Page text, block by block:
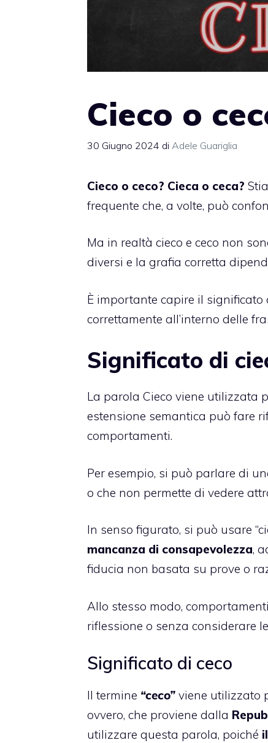
Cieco o
30 Giugno 2024 di Adele Guariglia
Cieco o ceco? Cieca o ceca?
frequente che, a volte, può
Ma in realtà cieco e ceco non
diversi e la grafia corretta
È importante capire il
correttamente all’interno delle
Significato di
La parola Cieco viene utilizzata
estensione semantica può fare
comportamenti.
Per esempio, si può parlare di
o che non permette di vedere
In senso figurato, si può usare
mancanza di consapevolezza,
fiducia non basata su prove o
Allo stesso modo, comportamenti
riflessione o senza considerare
Significato di ceco
Il termine “ceco” viene utilizzato
ovvero, che proviene dalla
utilizzare questa parola, poiché